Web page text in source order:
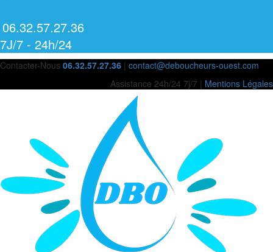
06.32.57.27.36
7J/7 - 24h/24
Contacter-Nous 06.32.57.27.36 | contact@deboucheurs-ouest.com
Assistance 24h/24 7j/7 | Mentions Légales